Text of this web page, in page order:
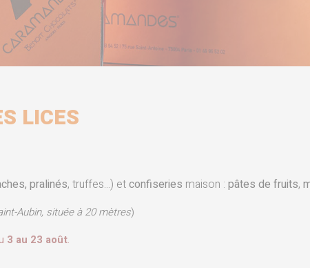
LICES
pralinés, truffes...) etconfiseries maison : pâtes de fruits,
Aubin, située à 20 mètres)
3 au 23 août.